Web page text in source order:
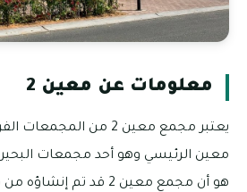
معلومات عن معين 2
يعتبر مجمع معين 2 من
معين الرئيسي وهو أحد مجمعات
هو أن مجمع معين 2 قد تم